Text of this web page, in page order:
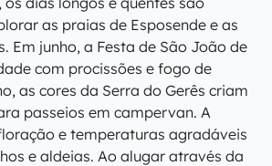
as praias de Esposende e as
Em junho, a Festa de São João de
com procissões e fogo de
as cores da Serra do Gerês criam
passeios em campervan. A
e temperaturas agradáveis
e aldeias. Ao alugar através da